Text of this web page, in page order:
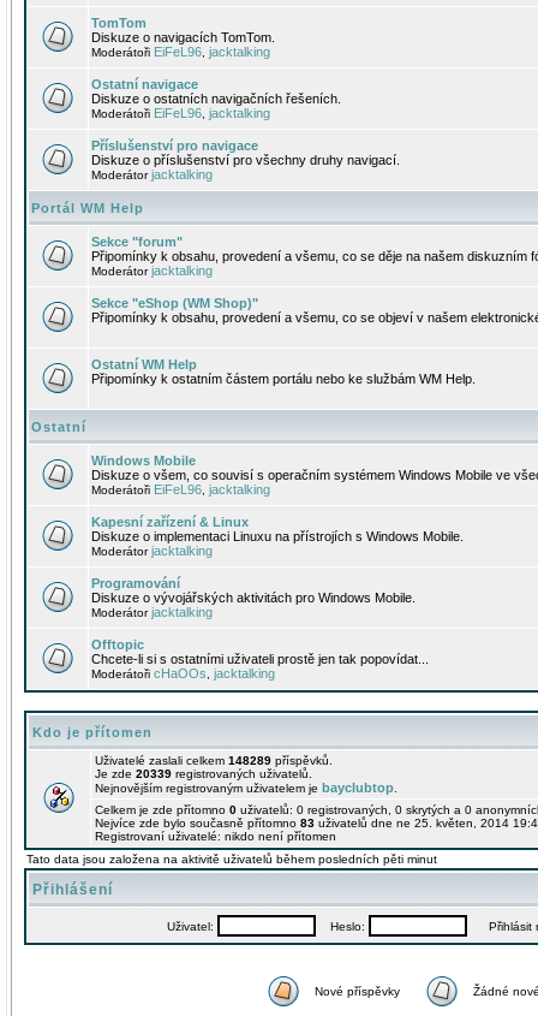
TomTom
Diskuze o navigacích TomTom.
Moderátoři EiFeL96 jacktalking
Ostatní navigace
Diskuze o ostatních navigačních řešeních.
Moderátoři EiFeL96 jacktalking
Příslušenství pro navigace
Diskuze o příslušenství pro všechny druhy navigací.
Moderátorjacktalking
Portál WM Help
Sekce "forum"
Připomínky k obsahu, provedení a všemu, co se děje na našem diskuzním
Moderátorjacktalking
Sekce "eShop (WM Shop)"
Připomínky k obsahu, provedení a všemu, co se objeví v našem
Ostatní WM Help
Připomínky k ostatním částem portálu nebo ke službám WM Help.
Ostatní
Windows Mobile
Diskuze o všem, co souvisí s operačním systémem Windows Mobile ve
Moderátoři EiFeL96 jacktalking
Kapesní zařízení & Linux
Diskuze o implementaci Linuxu na přístrojích s Windows Mobile.
Moderátorjacktalking
Programování
Diskuze o vývojářských aktivitách pro Windows Mobile.
Moderátorjacktalking
Offtopic
Chcete-li si s ostatními uživateli prostě jen tak popovídat...
Moderátoři cHaOOs jacktalking
Kdo je přítomen
Uživatelé zaslali celkem 148289 příspěvků.
Je zde 20339 registrovaných uživatelů.
Nejnovějším registrovaným uživatelem je bayclubtop
Celkem je zde přítomno 0 uživatelů: 0 registrovaných, 0 skrytých a 0
Nejvíce zde bylo současně přítomno 83 uživatelů dne ne 25. květen, 2014
Registrovaní uživatelé: nikdo není přítomen
Tato data jsou založena na aktivitě uživatelů během posledních pěti minut
Přihlášení
Uživatel: Heslo: Přihlásit
Nové příspěvky Žádné